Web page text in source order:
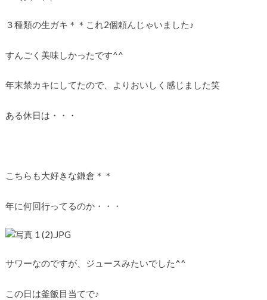
３種類の生ガキ＊＊これ2個頼んじゃいました♪
すんごく美味しかったです^^
年末禁カキにしてたので、よりおいしく感じました笑
ある休日は・・・
こちらも大好きな鎌倉＊＊
年に何回行ってるのか・・・
サワーなのですが、ジュースみたいでした^^
この日は釜飯目当てで♪